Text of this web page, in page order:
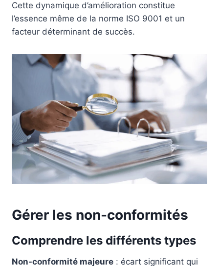
Cette dynamique d’amélioration constitue
l’essence même de la norme ISO 9001 et un
facteur déterminant de succès.
Gérer les non-conformités
Comprendre les différents types
Non-conformité majeure : écart significant qui